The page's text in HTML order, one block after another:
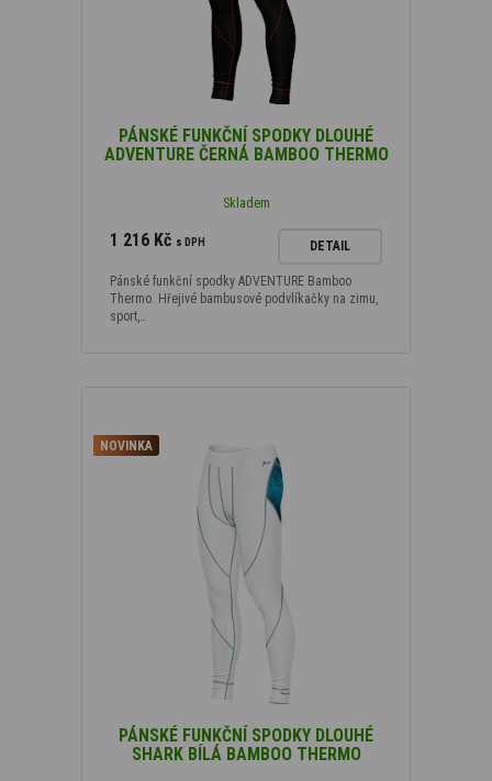
PÁNSKÉ FUNKČNÍ SPODKY DLOUHÉ
ADVENTURE ČERNÁ BAMBOO THERMO
Skladem
1 216 Kč s DPH DETAIL
Pánské funkční spodky ADVENTURE Bamboo
Thermo. Hřejivé bambusové podvlíkačky na zimu,
sport,…
NOVINKA
PÁNSKÉ FUNKČNÍ SPODKY DLOUHÉ
SHARK BÍLÁ BAMBOO THERMO